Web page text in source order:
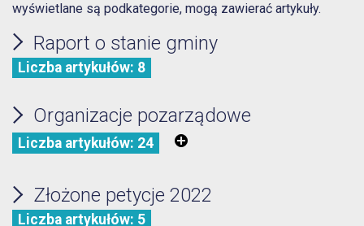
wyświetlane są podkategorie, mogą zawierać artykuły.
Raport o stanie gminy
Liczba artykułów: 8
Organizacje pozarządowe
Liczba artykułów: 24
Złożone petycje 2022
Liczba artykułów: 5